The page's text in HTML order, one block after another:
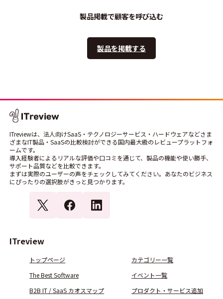
製品掲載で顧客を呼び込む
製品を掲載する
ITreviewは、法人向けSaaS・テクノロジーサービス・ハードウェアなどさま
ざまなIT製品・SaaSの比較検討ができる国内最大級のレビュープラットフォ
ームです。
導入経験者によるリアルな評価や口コミを通じて、製品の機能や使い勝手、
サポート品質などを比較できます。
まずは実際のユーザーの声をチェックしてみてください。あなたのビジネス
にぴったりの選択肢がきっと見つかります。
ITreview
トップページ
カテゴリー一覧
The Best Software
イベント一覧
B2B IT / SaaS カオスマップ
プロダクト・サービス追加